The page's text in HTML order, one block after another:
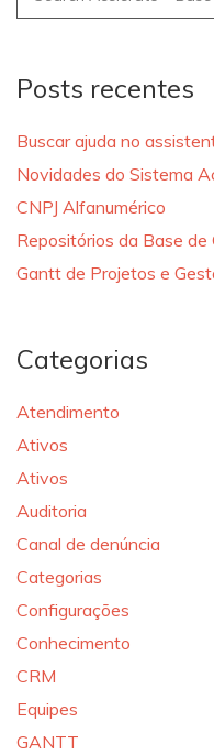
for:
Posts recentes
Buscar ajuda no
Novidades do Sistema
CNPJ Alfanumérico
Repositórios da Base de
Gantt de Projetos e
Categorias
Atendimento
Ativos
Ativos
Auditoria
Canal de denúncia
Categorias
Configurações
Conhecimento
CRM
Equipes
GANTT